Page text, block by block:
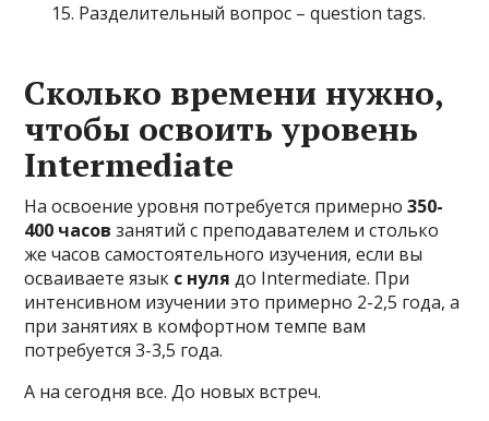
Разделительный вопрос – question tags.
Сколько времени нужно,
чтобы освоить уровень
Intermediate
На освоение уровня потребуется примерно350-
400 часов занятий с преподавателем и столько
же часов самостоятельного изучения, если вы
осваиваете язык с нуля до Intermediate. При
интенсивном изучении это примерно 2-2,5 года, а
при занятиях в комфортном темпе вам
потребуется 3-3,5 года.
А на сегодня все. До новых встреч.